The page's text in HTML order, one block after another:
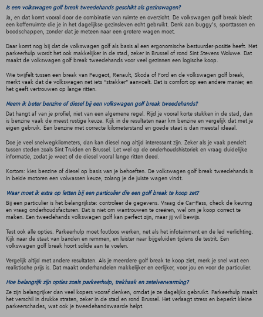
Is een volkswagen golf break tweedehands geschikt als gezinswagen?
Ja, en dat komt vooral door de combinatie van ruimte en overzicht. De volkswagen golf break biedt
een kofferruimte die je in het dagelijkse gezinsleven echt gebruikt. Denk aan buggy’s, sporttassen en
boodschappen, zonder dat je meteen naar een grotere wagen moet.
Daar komt nog bij dat de volkswagen golf als basis al een ergonomische bestuurder-positie heeft. Met
parkeerhulp wordt het ook makkelijker in de stad, zeker in Brussel of rond Sint Stevens Woluwe. Dat
maakt de volkswagen golf break tweedehands voor veel gezinnen een logische koop.
Wie twijfelt tussen een break van Peugeot, Renault, Skoda of Ford en de volkswagen golf break,
merkt vaak dat de volkswagen net iets “strakker” aanvoelt. Dat is comfort op een andere manier, en
het geeft vertrouwen op lange ritten.
Neem ik beter benzine of diesel bij een volkswagen golf break tweedehands?
Dat hangt af van je profiel, niet van een algemene regel. Rijd je vooral korte stukken in de stad, dan
is benzine vaak de meest rustige keuze. Kijk in de resultaten naar km benzine en vergelijk dat met je
eigen gebruik. Een benzine met correcte kilometerstand en goede staat is dan meestal ideaal.
Doe je veel snelwegkilometers, dan kan diesel nog altijd interessant zijn. Zeker als je vaak pendelt
tussen steden zoals Sint Truiden en Brussel. Let wel op de onderhoudshistoriek en vraag duidelijke
informatie, zodat je weet of de diesel vooral lange ritten deed.
Kortom: kies benzine of diesel op basis van je behoeften. De volkswagen golf break tweedehands is
in beide motoren een volwassen keuze, zolang je de juiste wagen vindt.
Waar moet ik extra op letten bij een particulier die een golf break te koop zet?
Bij een particulier is het belangrijkste: controleer de gegevens. Vraag de Car-Pass, check de keuring
en vraag onderhoudsfacturen. Dat is niet om wantrouwen te creëren, wel om je koop correct te
maken. Een tweedehands volkswagen golf kan perfect zijn, maar jij wil bewijs.
Test ook alle opties. Parkeerhulp moet foutloos werken, net als het infotainment en de led verlichting.
Kijk naar de staat van banden en remmen, en luister naar bijgeluiden tijdens de testrit. Een
volkswagen golf break hoort solide aan te voelen.
Vergelijk altijd met andere resultaten. Als je meerdere golf break te koop ziet, merk je snel wat een
realistische prijs is. Dat maakt onderhandelen makkelijker en eerlijker, voor jou en voor de particulier.
Hoe belangrijk zijn opties zoals parkeerhulp, trekhaak en zetelverwarming?
Ze zijn belangrijker dan veel kopers vooraf denken, omdat je ze dagelijks gebruikt. Parkeerhulp maakt
het verschil in drukke straten, zeker in de stad en rond Brussel. Het verlaagt stress en beperkt kleine
parkeerschades, wat ook je tweedehandswaarde helpt.